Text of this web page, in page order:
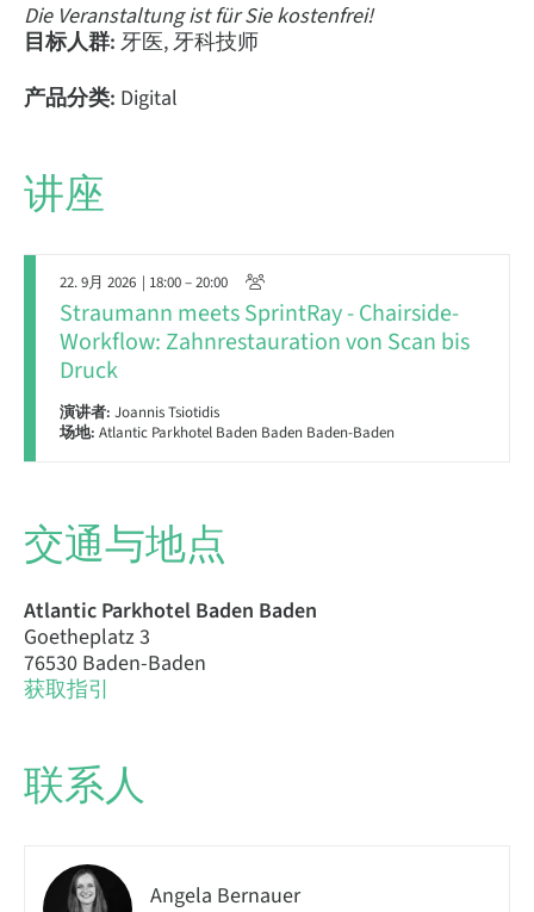
Die Veranstaltung ist für Sie kostenfrei!
目标人群: 牙医, 牙科技师
产品分类: Digital
讲座
22. 9月 2026 | 18:00 – 20:00
Straumann meets SprintRay - Chairside-
Workflow: Zahnrestauration von Scan bis
Druck
演讲者: Joannis Tsiotidis
场地: Atlantic Parkhotel Baden Baden Baden-Baden
交通与地点
Atlantic Parkhotel Baden Baden
Goetheplatz 3
76530 Baden-Baden
获取指引
联系人
Angela Bernauer